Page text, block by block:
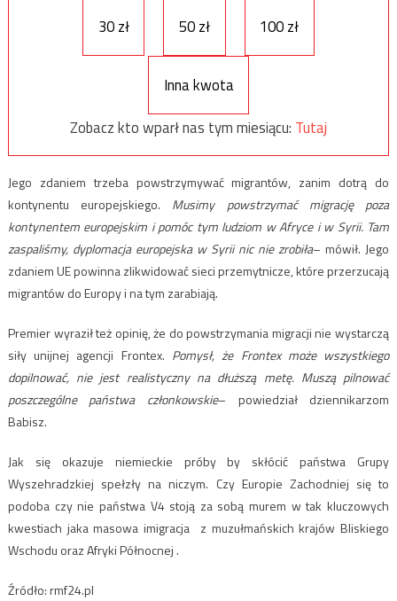
30 zł 50 zł 100 zł
Inna kwota
Zobacz kto wparł nas tym miesiącu: Tutaj
Jego zdaniem trzeba powstrzymywać migrantów, zanim dotrą do
kontynentu europejskiego. Musimy powstrzymać migrację poza
kontynentem europejskim i pomóc tym ludziom w Afryce i w Syrii. Tam
zaspaliśmy, dyplomacja europejska w Syrii nic nie zrobiła– mówił. Jego
zdaniem UE powinna zlikwidować sieci przemytnicze, które przerzucają
migrantów do Europy i na tym zarabiają.
Premier wyraził też opinię, że do powstrzymania migracji nie wystarczą
siły unijnej agencji Frontex. Pomysł, że Frontex może wszystkiego
dopilnować, nie jest realistyczny na dłuższą metę. Muszą pilnować
poszczególne państwa członkowskie– powiedział dziennikarzom
Babisz.
Jak się okazuje niemieckie próby by skłócić państwa Grupy
Wyszehradzkiej spełzły na niczym. Czy Europie Zachodniej się to
podoba czy nie państwa V4 stoją za sobą murem w tak kluczowych
kwestiach jaka masowa imigracja z muzułmańskich krajów Bliskiego
Wschodu oraz Afryki Północnej .
Źródło: rmf24.pl